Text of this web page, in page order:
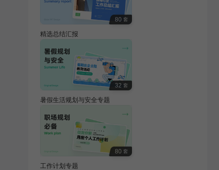
80 套
精选总结汇报
32 套
暑假生活规划与安全专题
80 套
工作计划专题